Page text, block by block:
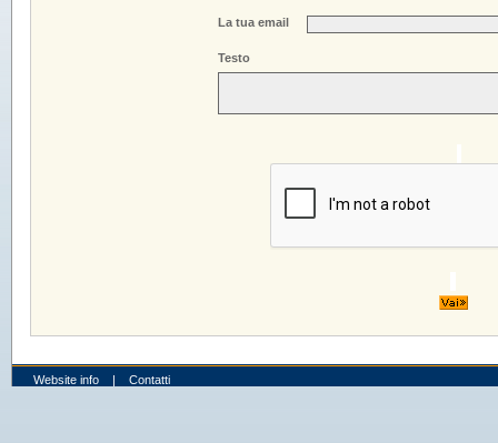
La tua email
Testo
Website info | Contatti